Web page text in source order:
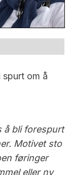
spurt om å
å bli forespurt
Motivet sto
føringer
eller ny